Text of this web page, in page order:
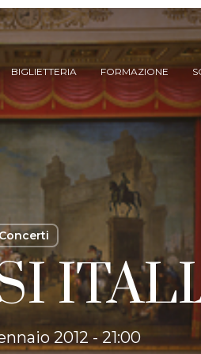
SPETTACOLI
’24)
AL 2022/’23)
BIGLIETTERIA FORMAZIONE
Concerti
2012 - 21:00